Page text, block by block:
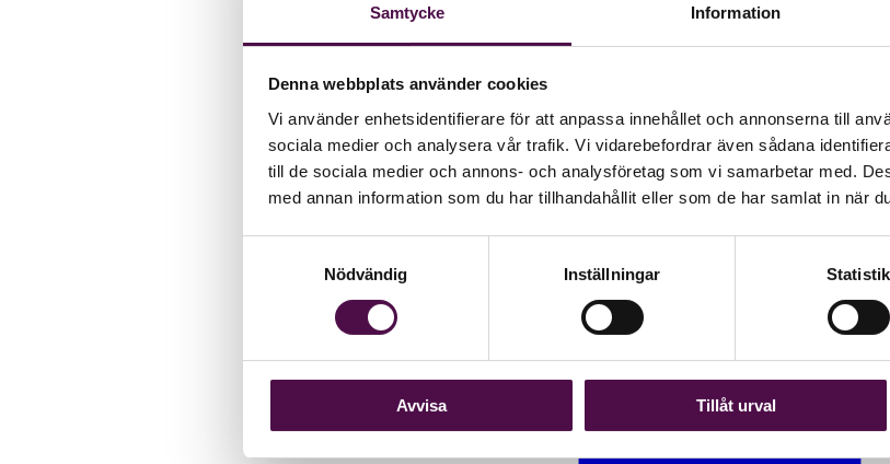
Samtycke Information
Denna webbplats använder cookies
Vi använder enhetsidentifierare för att anpassa innehållet och annonserna till
sociala medier och analysera vår trafik. Vi vidarebefordrar även sådana
till de sociala medier och annons- och analysföretag som vi samarbetar med.
med annan information som du har tillhandahållit eller som de har samlat in när
Nödvändig
Inställningar Statistik
Avvisa Tillåt urval